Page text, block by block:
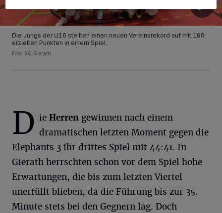
Die Jungs der U16 stellten einen neuen Vereinsrekord auf mit 186
erzielten Punkten in einem Spiel.
Foto: SG Gierath
D ie Herren gewinnen nach einem
dramatischen letzten Moment gegen die
Elephants 3 ihr drittes Spiel mit 44:41. In
Gierath herrschten schon vor dem Spiel hohe
Erwartungen, die bis zum letzten Viertel
unerfüllt blieben, da die Führung bis zur 35.
Minute stets bei den Gegnern lag. Doch